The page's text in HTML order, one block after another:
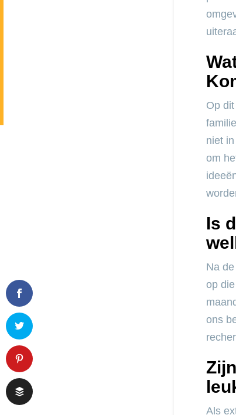
Op
niet
om
Is
Na
op
ons
Als